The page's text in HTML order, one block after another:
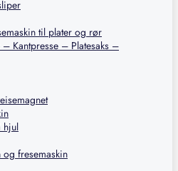
til plater og rør
Kantpresse – Platesaks –
hjul
fresemaskin